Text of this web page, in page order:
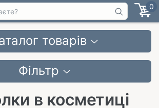
0
товарів
Фільтр
в косметиці